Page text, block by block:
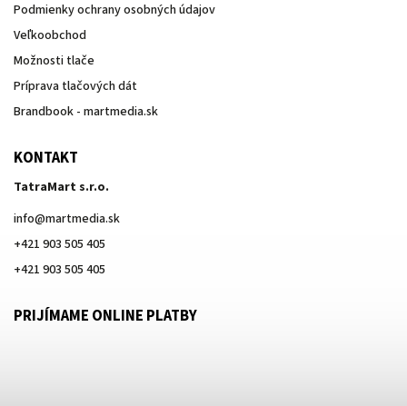
Podmienky ochrany osobných údajov
Veľkoobchod
Možnosti tlače
Príprava tlačových dát
Brandbook - martmedia.sk
KONTAKT
TatraMart s.r.o.
info@martmedia.sk
+421 903 505 405
+421 903 505 405
PRIJÍMAME ONLINE PLATBY